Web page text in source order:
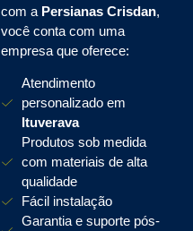
com a Persianas Crisdan,
você conta com uma
empresa que oferece:
Atendimento
personalizado em
Ituverava
Produtos sob medida
com materiais de alta
qualidade
Fácil instalação
Garantia e suporte pós-